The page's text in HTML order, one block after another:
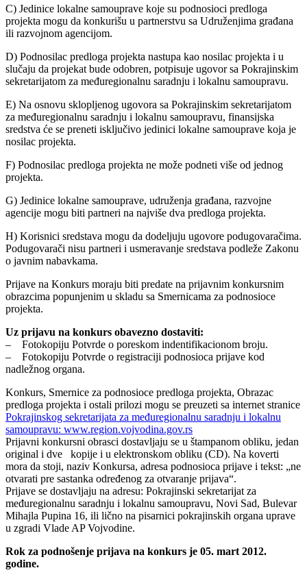
C) Jedinice lokalne samouprave koje su podnosioci predloga
projekta mogu da konkurišu u partnerstvu sa Udruženjima građana
ili razvojnom agencijom.
D) Podnosilac predloga projekta nastupa kao nosilac projekta i u
slučaju da projekat bude odobren, potpisuje ugovor sa Pokrajinskim
sekretarijatom za međuregionalnu saradnju i lokalnu samoupravu.
E) Na osnovu sklopljenog ugovora sa Pokrajinskim sekretarijatom
za međuregionalnu saradnju i lokalnu samoupravu, finansijska
sredstva će se preneti isključivo jedinici lokalne samouprave koja je
nosilac projekta.
F) Podnosilac predloga projekta ne može podneti više od jednog
projekta.
G) Jedinice lokalne samouprave, udruženja građana, razvojne
agencije mogu biti partneri na najviše dva predloga projekta.
H) Korisnici sredstava mogu da dodeljuju ugovore podugovaračima.
Podugovarači nisu partneri i usmeravanje sredstava podleže Zakonu
o javnim nabavkama.
Prijave na Konkurs moraju biti predate na prijavnim konkursnim
obrazcima popunjenim u skladu sa Smernicama za podnosioce
projekta.
Uz prijavu na konkurs obavezno dostaviti:
– Fotokopiju Potvrde o poreskom indentifikacionom broju.
– Fotokopiju Potvrde o registraciji podnosioca prijave kod
nadležnog organa.
Konkurs, Smernice za podnosioce predloga projekta, Obrazac
predloga projekta i ostali prilozi mogu se preuzeti sa internet stranice
Pokrajinskog sekretarijata za međuregionalnu saradnju i lokalnu
samoupravu: www.region.vojvodina.gov.rs
Prijavni konkursni obrasci dostavljaju se u štampanom obliku, jedan
original i dve kopije i u elektronskom obliku (CD). Na koverti
mora da stoji, naziv Konkursa, adresa podnosioca prijave i tekst: „ne
otvarati pre sastanka određenog za otvaranje prijava“.
Prijave se dostavljaju na adresu: Pokrajinski sekretarijat za
međuregionalnu saradnju i lokalnu samoupravu, Novi Sad, Bulevar
Mihajla Pupina 16, ili lično na pisarnici pokrajinskih organa uprave
u zgradi Vlade AP Vojvodine.
Rok za podnošenje prijava na konkurs je 05. mart 2012.
godine.